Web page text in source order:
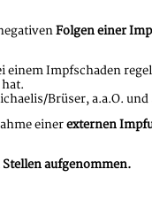
Folgen einer
einem Impfschaden
Brüser, a.a.O. und
einerexternen
aufgenommen.